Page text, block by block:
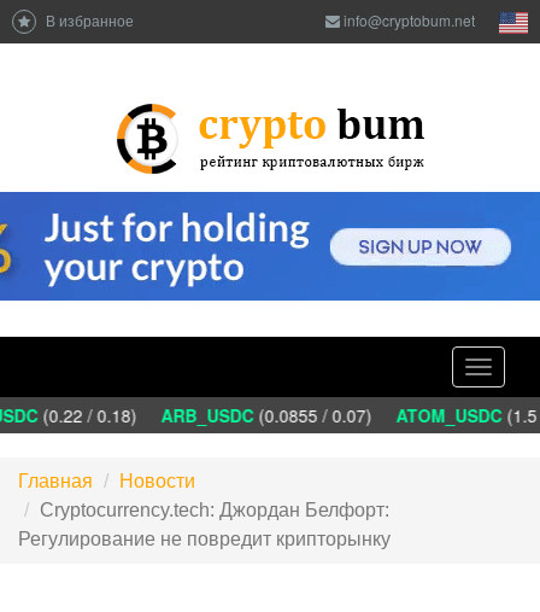
В избранное info@cryptobum.net
Toggle
(0.22 / 0.18) ARB_USDC(0.0855 / 0.07) ATOM_USDC(1.5
Главная
Новости
Сryptocurrency.tech: Джордан Белфорт:
Регулирование не повредит крипторынку